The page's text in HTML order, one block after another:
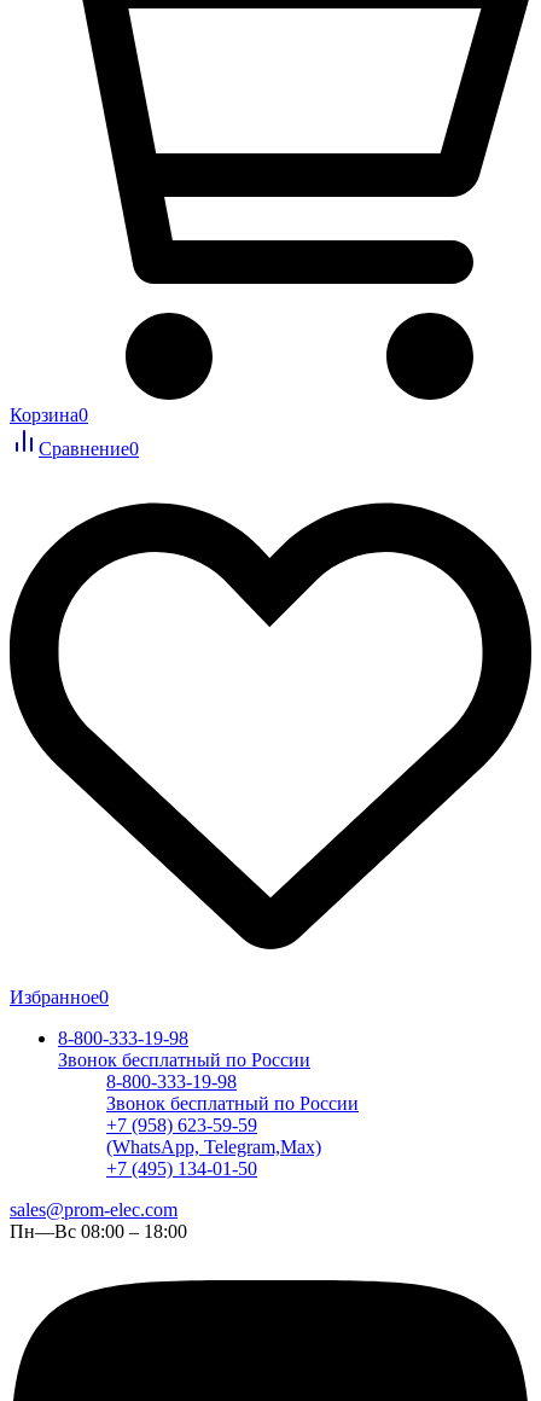
Корзина0
Сравнение0
Избранное0
8-800-333-19-98
Звонок бесплатный по России
8-800-333-19-98
Звонок бесплатный по России
+7 (958) 623-59-59
(WhatsApp, Telegram,Max)
+7 (495) 134-01-50
sales@prom-elec.com
Пн—Вс 08:00 – 18:00